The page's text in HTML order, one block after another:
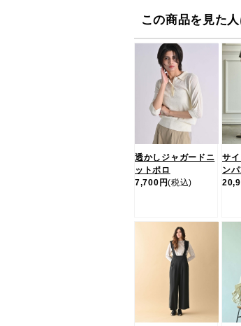
この商品を見た
透かしジャガードニ
ットポロ
7,700円(税込)
サ
ン